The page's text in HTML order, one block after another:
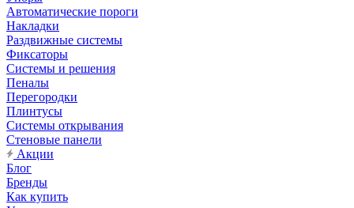
Автоматические пороги
Накладки
Раздвижные системы
Фиксаторы
Системы и решения
Пеналы
Перегородки
Плинтусы
Системы открывания
Стеновые панели
Акции
Блог
Бренды
Как купить